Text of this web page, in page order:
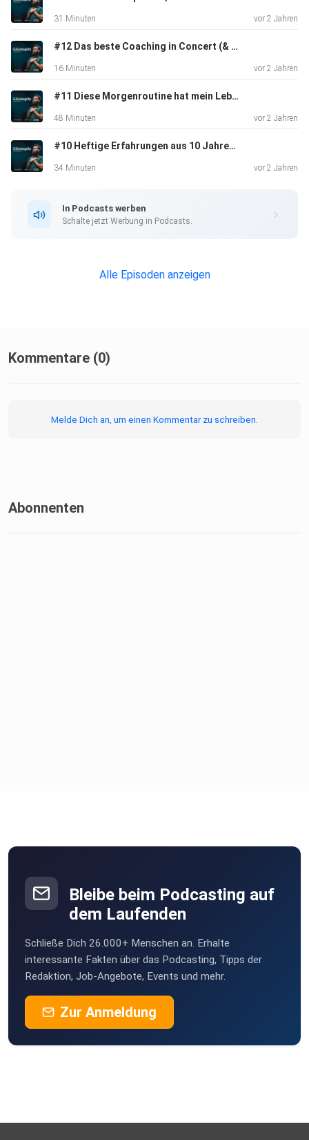
31 Minuten vor 2 Jahren
#12 Das beste Coaching in Concert (& was Du daraus lernen kannst)
16 Minuten vor 2 Jahren
#11 Diese Morgenroutine hat mein Leben verbessert!
48 Minuten vor 2 Jahren
#10 Heftige Erfahrungen aus 10 Jahren Coaching | mit Faruk Sevic
34 Minuten vor 2 Jahren
In Podcasts werben
Schalte jetzt Werbung in Podcasts.
Alle Episoden anzeigen
Kommentare (0)
Melde Dich an, um einen Kommentar zu schreiben.
Abonnenten
Bleibe beim Podcasting auf
dem Laufenden
Schließe Dich 26.000+ Menschen an. Erhalte
interessante Fakten über das Podcasting, Tipps der
Redaktion, Job-Angebote, Events und mehr.
Zur Anmeldung